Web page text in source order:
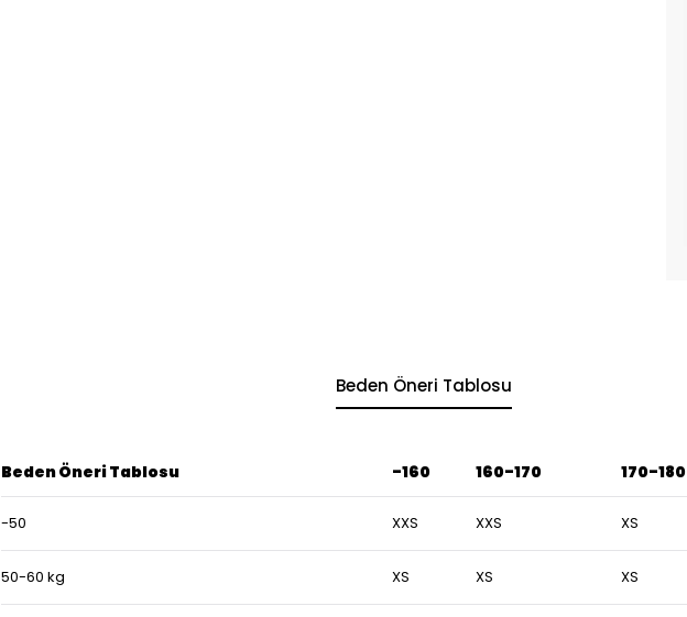
Beden Öneri Tablosu
Beden Öneri Tablosu -160 160-170 170-180
-50 XXS XXS XS
50-60 kg XS XS XS